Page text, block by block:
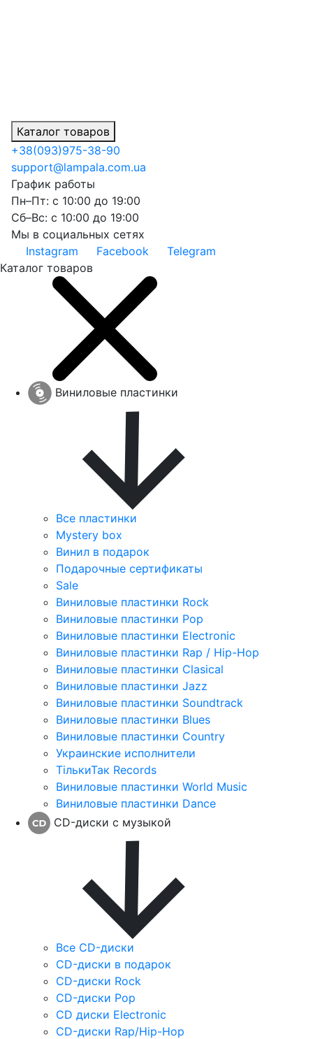
Каталог товаров
+38(093)975-38-90
support@lampala.com.ua
График работы
Пн–Пт: с 10:00 до 19:00
Сб–Вс: с 10:00 до 19:00
Мы в социальных сетях
Instagram
Facebook
Telegram
Каталог товаров
Виниловые пластинки
Все пластинки
Mystery box
Винил в подарок
Подарочные сертификаты
Sale
Виниловые пластинки Rock
Виниловые пластинки Pop
Виниловые пластинки Electronic
Виниловые пластинки Rap / Hip-Hop
Виниловые пластинки Clasical
Виниловые пластинки Jazz
Виниловые пластинки Soundtrack
Виниловые пластинки Blues
Виниловые пластинки Country
Украинские исполнители
ТількиТак Records
Виниловые пластинки World Music
Виниловые пластинки Dance
CD-диски с музыкой
Все CD-диски
CD-диски в подарок
CD-диски Rock
CD-диски Pop
CD диски Electronic
CD-диски Rap/Hip-Hop